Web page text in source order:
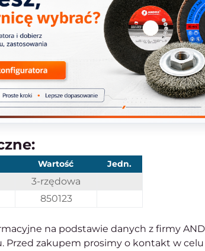
Wartość Jedn.
3-rzędowa
850123
na podstawie danych z firmy
Przed zakupem prosimy o kontakt w